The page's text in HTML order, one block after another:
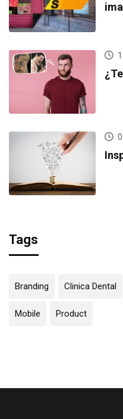
Tags
Branding Clinica Dental
Mobile Product